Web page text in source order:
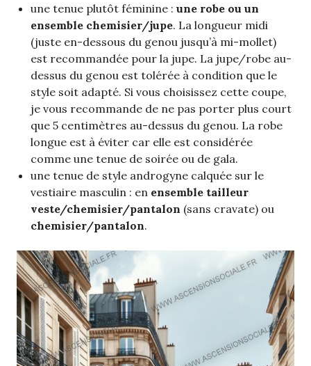
une tenue plutôt féminine : une robe ou un
ensemble chemisier/jupe. La longueur midi
(juste en-dessous du genou jusqu’à mi-mollet)
est recommandée pour la jupe. La jupe/robe au-
dessus du genou est tolérée à condition que le
style soit adapté. Si vous choisissez cette coupe,
je vous recommande de ne pas porter plus court
que 5 centimètres au-dessus du genou. La robe
longue est à éviter car elle est considérée
comme une tenue de soirée ou de gala.
une tenue de style androgyne calquée sur le
vestiaire masculin : en ensemble tailleur
veste/chemisier/pantalon (sans cravate) ou
chemisier/pantalon.